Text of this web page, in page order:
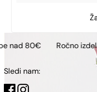
Ročno izdelano v
Sledi nam: